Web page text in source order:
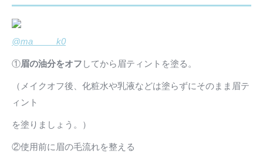
@ma_____k0
①眉の油分をオフ してから眉ティントを塗る。
（メイクオフ後、化粧水や乳液などは塗らずにそのまま眉テ
ィント
を塗りましょう。）
②使用前に眉の毛流れを整える